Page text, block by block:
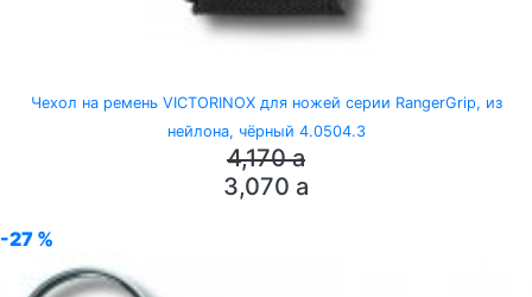
Чехол на ремень VICTORINOX для ножей серии RangerGrip, из
нейлона, чёрный 4.0504.3
4,170a
3,070 a
-27 %